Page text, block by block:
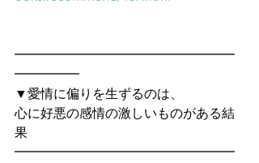
━━━━━━━━━━━━━━━━━
━━━━━
▼愛情に偏りを生ずるのは、
心に好悪の感情の激しいものがある結
果
━━━━━━━━━━━━━━━━━